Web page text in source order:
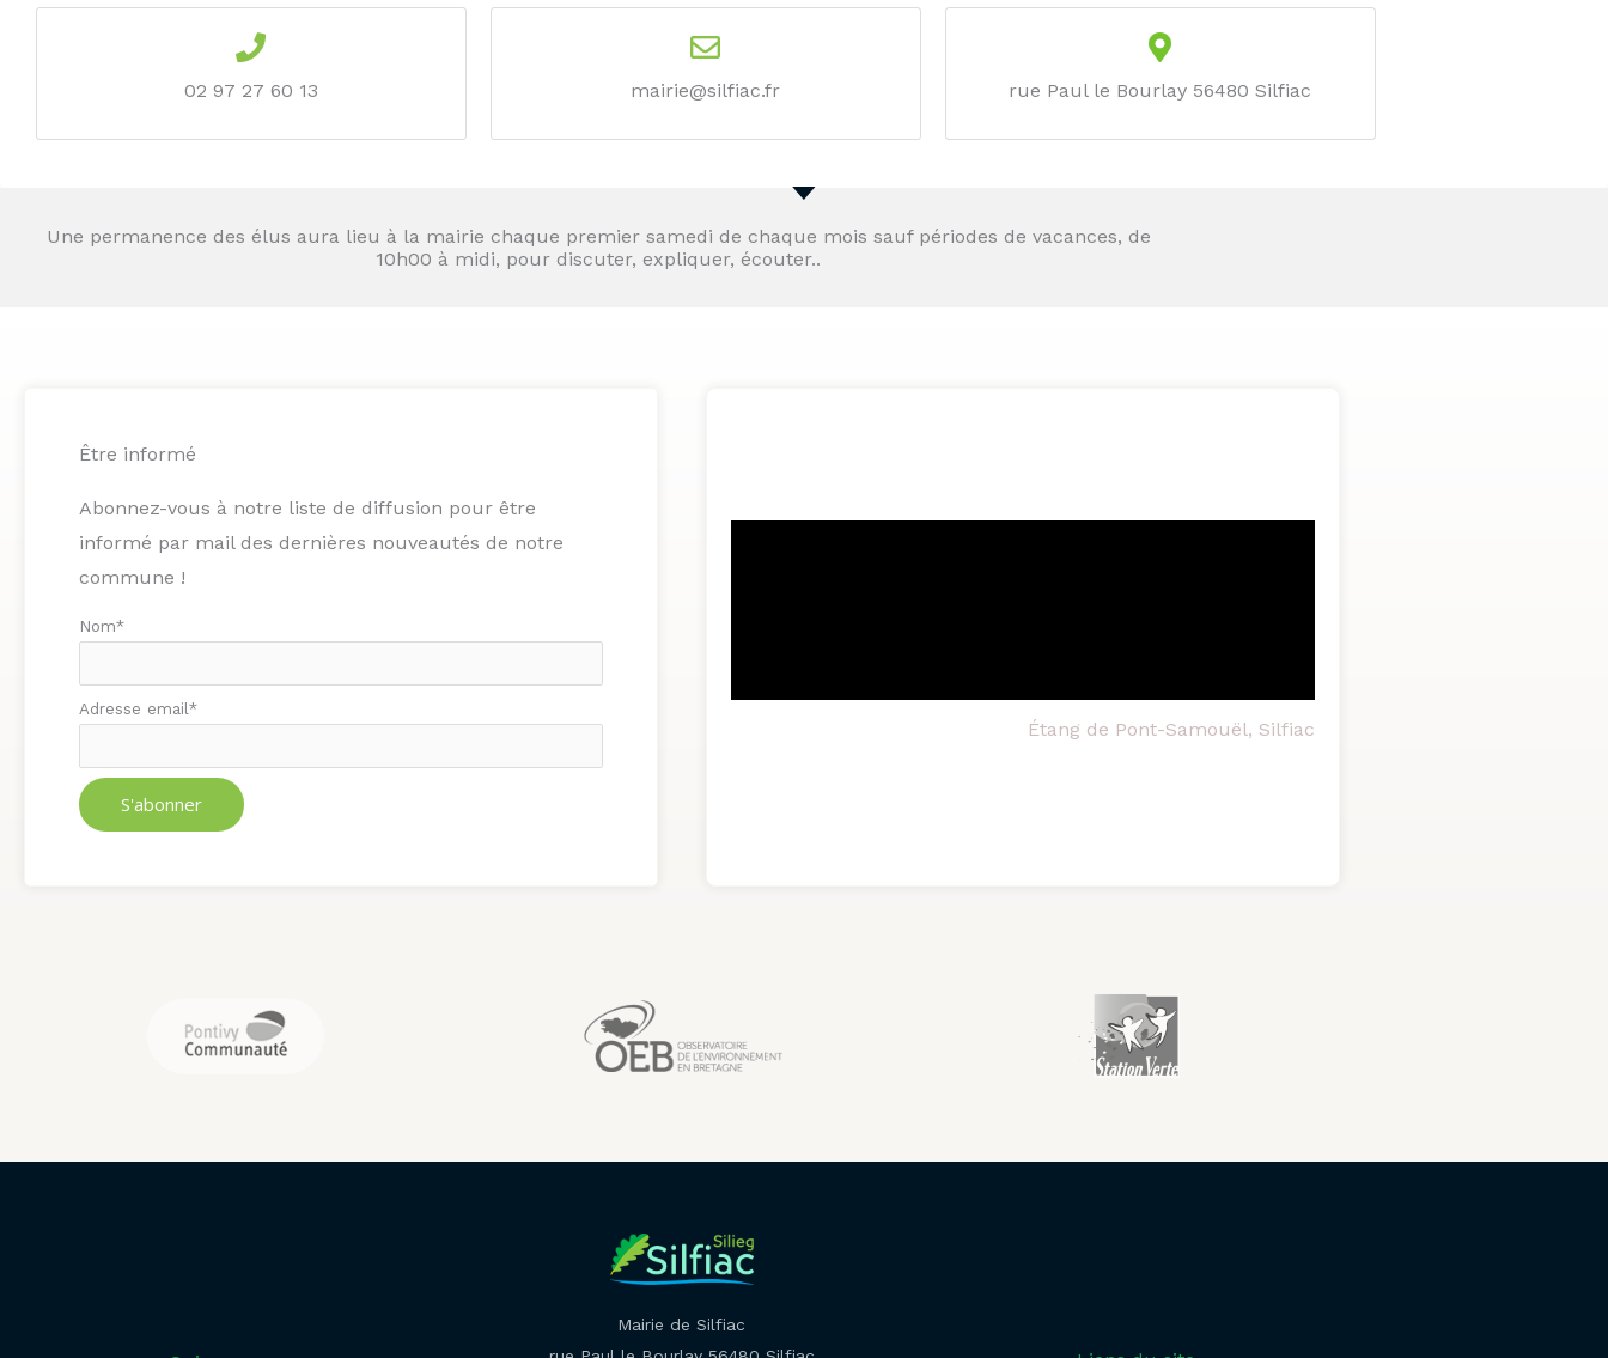
02 97 27 60 13 mairie@silfiac.fr rue Paul le Bourlay 56480 Silfiac
Une permanence des élus aura lieu à la mairie chaque premier samedi de chaque mois sauf périodes de vacances, de
10h00 à midi, pour discuter, expliquer, écouter..
Être informé​
Abonnez-vous à notre liste de diffusion pour être
informé par mail des dernières nouveautés de notre
commune !
Nom*
Adresse email*
Étang de Pont-Samouël, Silfiac
Mairie de Silfiac